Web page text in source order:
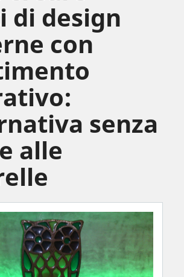
di design
con
senza
alle